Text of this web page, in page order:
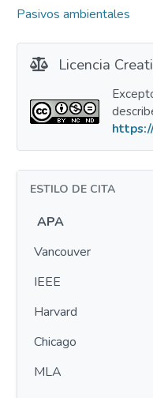
Pasivos ambientales
Licencia
ESTILO DE CITA
APA
Vancouver
IEEE
Harvard
Chicago
MLA